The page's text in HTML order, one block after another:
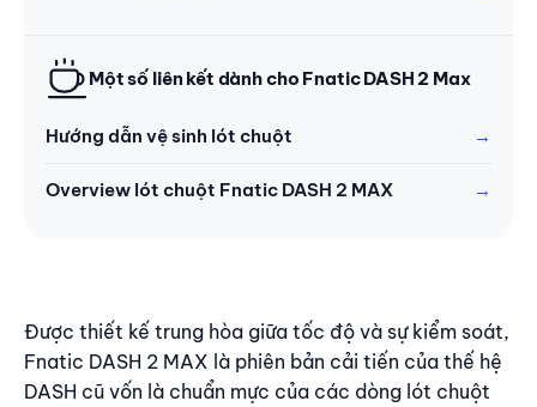
Một số liên kết dành cho Fnatic DASH 2 Max
Hướng dẫn vệ sinh lót chuột
Overview lót chuột Fnatic DASH 2 MAX
Nội dung
Được thiết kế trung hòa giữa tốc độ và sự kiểm soát,
Fnatic DASH 2 MAX là phiên bản cải tiến của thế hệ
DASH cũ vốn là chuẩn mực của các dòng lót chuột